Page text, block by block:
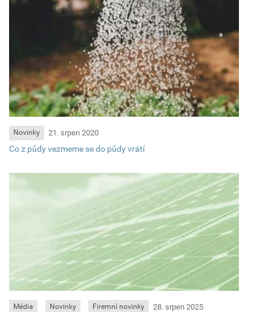
Novinky 21. srpen 2020
Co z půdy vezmeme se do půdy vrátí
Média Novinky Firemní novinky 28. srpen 2025